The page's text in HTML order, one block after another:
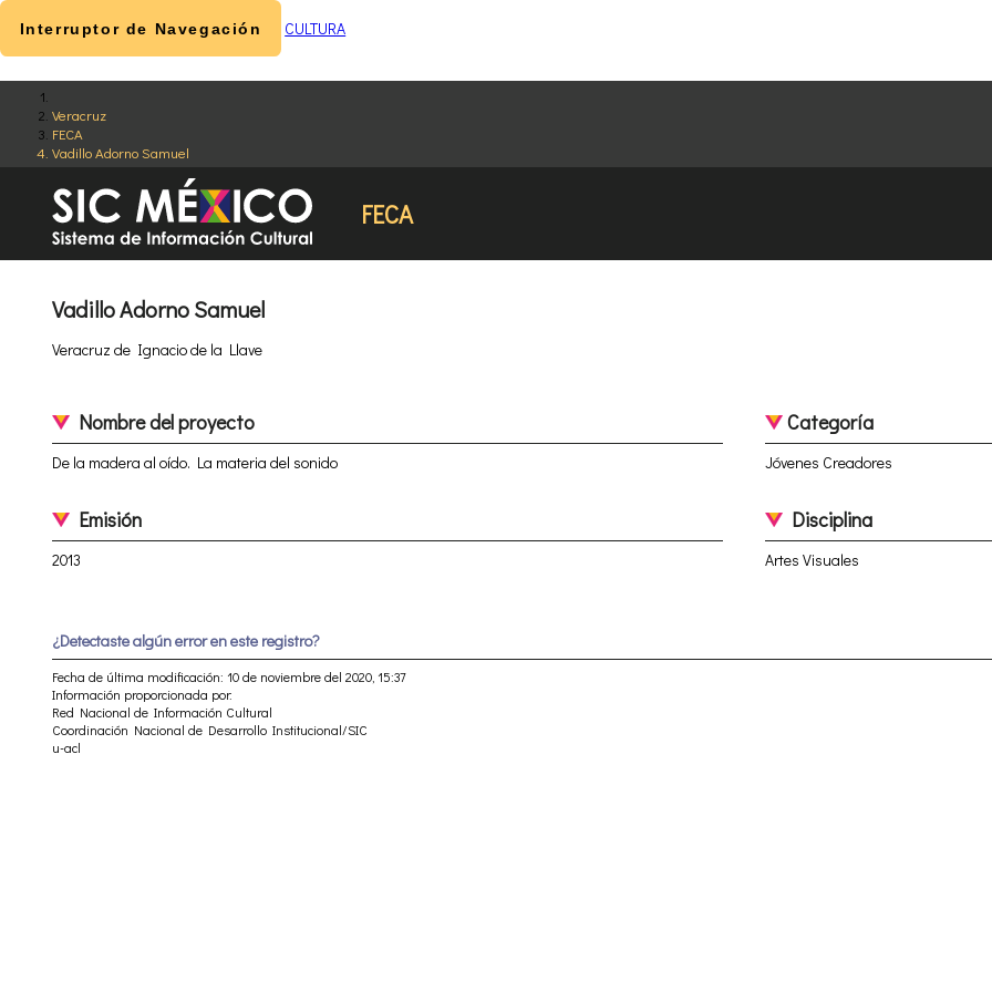
Veracruz
FECA
Vadillo Adorno Samuel
FECA
Interruptor de Navegación CULTURA
Vadillo Adorno Samuel
Veracruz de Ignacio de la Llave
Nombre del proyecto
De la madera al oído. La materia del sonido
Categoría
Jóvenes Creadores
Emisión
2013
Disciplina
Artes Visuales
¿Detectaste algún error en este registro?
Fecha de última modificación: 10 de noviembre del 2020, 15:37
Información proporcionada por:
Red Nacional de Información Cultural
Coordinación Nacional de Desarrollo Institucional/SIC
u-acl